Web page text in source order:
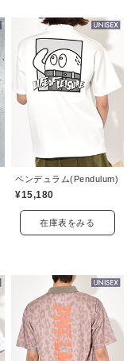
ペンデュラム(Pendulum)
¥15,180
在庫表をみる